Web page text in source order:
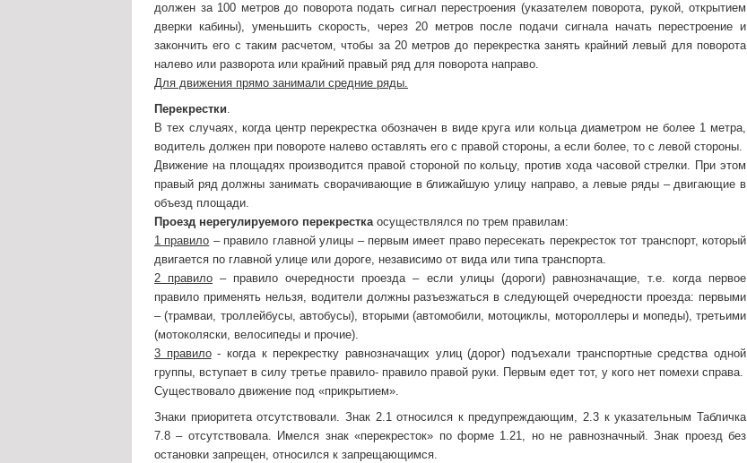
должен за 100 метров до поворота подать сигнал перестроения (указателем поворота, рукой, открытием
дверки кабины), уменьшить скорость, через 20 метров после подачи сигнала начать перестроение и
закончить его с таким расчетом, чтобы за 20 метров до перекрестка занять крайний левый для поворота
налево или разворота или крайний правый ряд для поворота направо.
Для движения прямо занимали средние ряды.
Перекрестки.
В тех случаях, когда центр перекрестка обозначен в виде круга или кольца диаметром не более 1 метра,
водитель должен при повороте налево оставлять его с правой стороны, а если более, то с левой стороны.
Движение на площадях производится правой стороной по кольцу, против хода часовой стрелки. При этом
правый ряд должны занимать сворачивающие в ближайшую улицу направо, а левые ряды – двигающие в
объезд площади.
Проезд нерегулируемого перекресткаосуществлялся по трем правилам:
1 правило – правило главной улицы – первым имеет право пересекать перекресток тот транспорт, который
двигается по главной улице или дороге, независимо от вида или типа транспорта.
2 правило – правило очередности проезда – если улицы (дороги) равнозначащие, т.е. когда первое
правило применять нельзя, водители должны разъезжаться в следующей очередности проезда: первыми
– (трамваи, троллейбусы, автобусы), вторыми (автомобили, мотоциклы, мотороллеры и мопеды), третьими
(мотоколяски, велосипеды и прочие).
3 правило- когда к перекрестку равнозначащих улиц (дорог) подъехали транспортные средства одной
группы, вступает в силу третье правило- правило правой руки. Первым едет тот, у кого нет помехи справа.
Существовало движение под «прикрытием».
Знаки приоритета отсутствовали. Знак 2.1 относился к предупреждающим, 2.3 к указательным Табличка
7.8 – отсутствовала. Имелся знак «перекресток» по форме 1.21, но не равнозначный. Знак проезд без
остановки запрещен, относился к запрещающимся.